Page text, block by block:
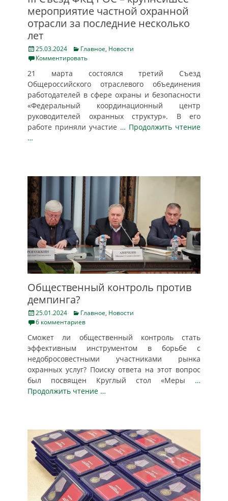
мероприятие частной охранной
отрасли за последние несколько
лет
Posted
on
25.03.2024 Categories
Главное, Новости
Комментировать
21 марта состоялся третий Съезд
Общероссийского отраслевого объединения
работодателей в сфере охраны и безопасности
«Федеральный координационный центр
руководителей охранных структур». В его
работе приняли участие … Продолжить чтение
…
Общественный контроль против
демпинга?
Posted
on
25.01.2024 Categories
Главное, Новости
6 комментариев
Сможет ли общественный контроль стать
эффективным инструментом в борьбе с
недобросовестными участниками рынка
охранных услуг? Поиску ответа на этот вопрос
был посвящен Круглый стол «Меры …
Продолжить чтение …